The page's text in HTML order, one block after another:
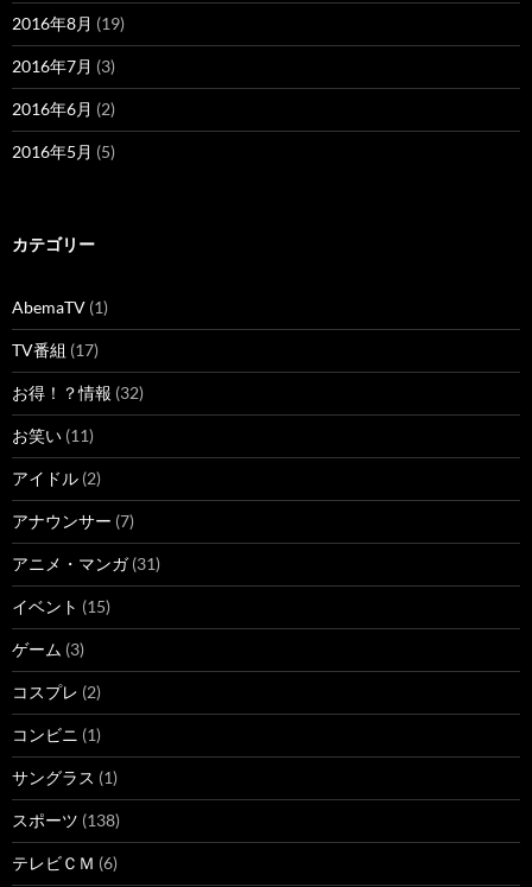
2016年8月 (19)
2016年7月 (3)
2016年6月 (2)
2016年5月 (5)
カテゴリー
AbemaTV (1)
TV番組 (17)
お得！？情報 (32)
お笑い (11)
アイドル (2)
アナウンサー (7)
アニメ・マンガ(31)
イベント (15)
ゲーム (3)
コスプレ (2)
コンビニ (1)
サングラス (1)
スポーツ (138)
テレビＣＭ (6)